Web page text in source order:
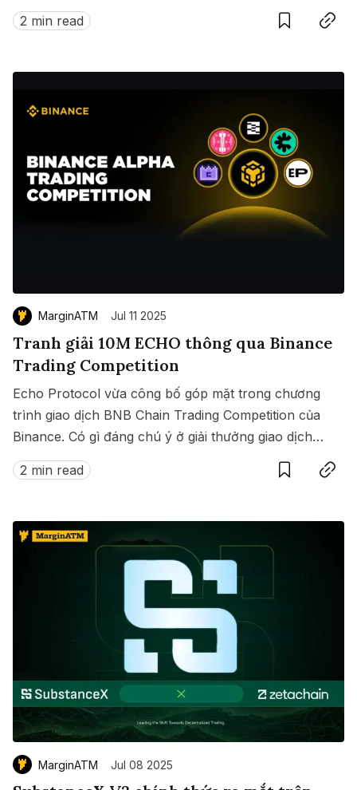
Nam.
2 min read
MarginATM Jul 11 2025
Tranh giải 10M ECHO thông qua Binance
Trading Competition
Echo Protocol vừa công bố góp mặt trong chương
trình giao dịch BNB Chain Trading Competition của
Binance. Có gì đáng chú ý ở giải thưởng giao dịch
này?
2 min read
SaveCopy link
MarginATM Jul 08 2025